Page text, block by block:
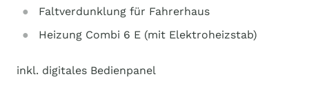
Faltverdunklung für Fahrerhaus
Heizung Combi 6 E (mit Elektroheizstab)
inkl. digitales Bedienpanel